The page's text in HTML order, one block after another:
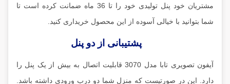
مشتریان خود پنل تولیدی خود را تا 36 ماه ضمانت کرده است تا
شما بتوانید با خیالی آسوده از این محصول خریداری کنید.
پشتیبانی از دو پنل
آیفون تصویری تابا مدل 3070 قابلیت اتصال به بیش از یک پنل را
دارد. این در صورتیست که منزل شما دو درب ورودی داشته باشد.